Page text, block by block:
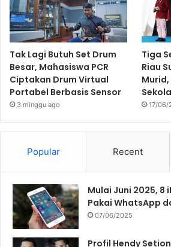
Tak Lagi Butuh Set Drum
Besar, Mahasiswa PCR
Ciptakan Drum Virtual
Portabel Berbasis Sensor
3 minggu ago
Tiga
Riau
Murid,
17/06/
Popular Recent
Mulai Juni 2025, 8
Pakai WhatsApp
07/06/2025
Profil Hendy